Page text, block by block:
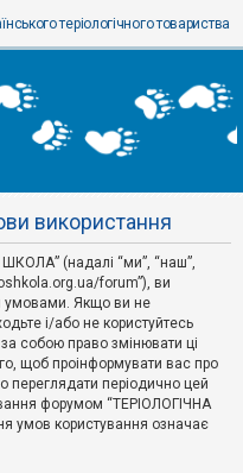
теріологічного товариства
використання
(надалі “ми”, “наш”,
forum”), ви
умовами. Якщо ви не
і/або не користуйтесь
собою право змінювати ці
щоб проінформувати вас про
переглядати періодично цей
форумом “ТЕРІОЛОГІЧНА
умов користування означає